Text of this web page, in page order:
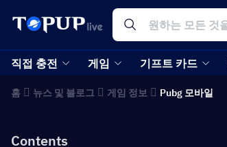
직접 충전 게임 기프트 카드
홈 뉴스 및 블로그 게임 정보 Pubg 모바일
Contents